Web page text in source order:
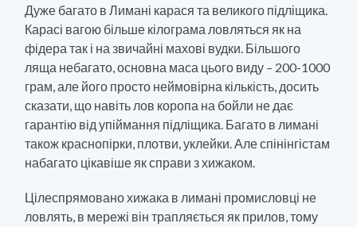
Дуже багато в Лимані карася та великого підліщика.
Карасі вагою більше кілограма ловляться як на
фідера так і на звичайні махові вудки. Більшого
ляща небагато, основна маса цього виду – 200-1000
грам, але його просто неймовірна кількість, досить
сказати, що навіть лов коропа на бойли не дає
гарантію від упіймання підліщика. Багато в лимані
також краснопірки, плотви, уклейки. Але спінінгістам
набагато цікавіше як справи з хижаком.
Цілеспрямовано хижака в лимані промисловці не
ловлять, в мережі він трапляється як прилов, тому